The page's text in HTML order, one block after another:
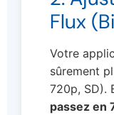
Flux
Votre
sûrement
720p, SD).
passez en